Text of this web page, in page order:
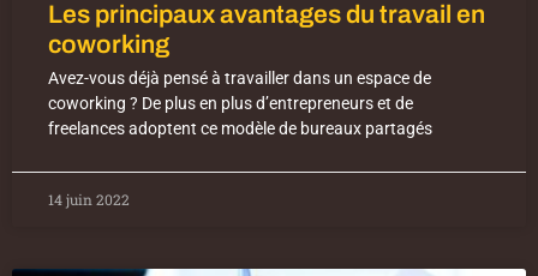
Les principaux avantages du travail en
coworking
Avez-vous déjà pensé à travailler dans un espace de
coworking ? De plus en plus d’entrepreneurs et de
freelances adoptent ce modèle de bureaux partagés
14 juin 2022